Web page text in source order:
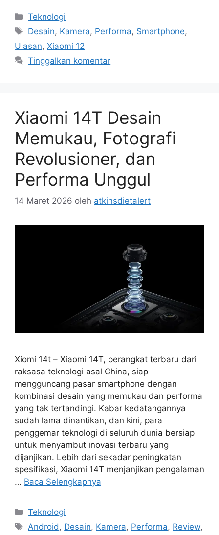
Kategori
Teknologi
Tag
Desain, Kamera, Performa, Smartphone,
Ulasan, Xiaomi 12
Tinggalkan komentar
Xiaomi 14T Desain
Memukau, Fotografi
Revolusioner, dan
Performa Unggul
14 Maret 2026 oleh atkinsdietalert
Xiomi 14t – Xiaomi 14T, perangkat terbaru dari
raksasa teknologi asal China, siap
mengguncang pasar smartphone dengan
kombinasi desain yang memukau dan performa
yang tak tertandingi. Kabar kedatangannya
sudah lama dinantikan, dan kini, para
penggemar teknologi di seluruh dunia bersiap
untuk menyambut inovasi terbaru yang
dijanjikan. Lebih dari sekadar peningkatan
spesifikasi, Xiaomi 14T menjanjikan pengalaman
… Baca Selengkapnya
Kategori
Teknologi
Tag
Android, Desain, Kamera, Performa, Review,